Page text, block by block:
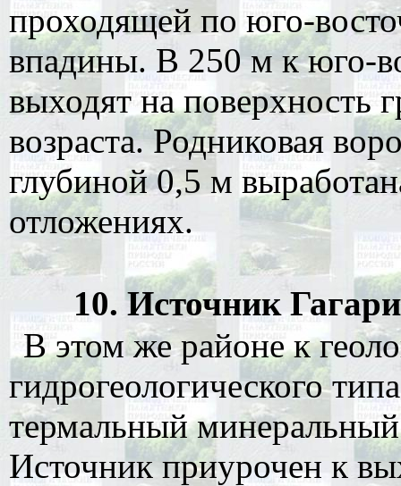
проходящей по юго-
впадины. В 250 м к юго-
выходят на поверхность
возраста. Родниковая
глубиной 0,5 м
отложениях.
10. Источник
В этом же районе к
гидрогеологического
термальный
Источник приурочен к